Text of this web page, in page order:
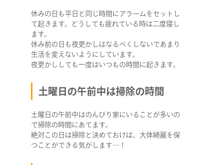
休みの日も平日と同じ時間にアラームをセットし
て起きます。どうしても疲れている時は二度寝し
ます。
休み前の日も夜更かしはなるべくしないであまり
生活を変えないようにしています。
夜更かししても一度はいつもの時間に起きます。
土曜日の午前中は掃除の時間
土曜日の午前中はのんびり家にいることが多いの
で掃除の時間にあてます。
絶対この日は掃除と決めておけば、大体綺麗を保
つことができる気がします…！